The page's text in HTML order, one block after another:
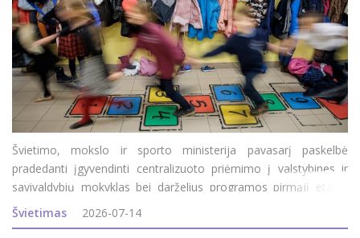
Švietimo, mokslo ir sporto ministerija pavasarį paskelbė
pradedanti įgyvendinti centralizuoto priėmimo į valstybines ir
savivaldybių mokyklas bei darželius programos pirmąjį etapą.
Jame dalyvauja 24-ios šalies savivaldybės (jų sąraše – ir
Rokiškis), kurių gyventojai
Švietimas 2026-07-14